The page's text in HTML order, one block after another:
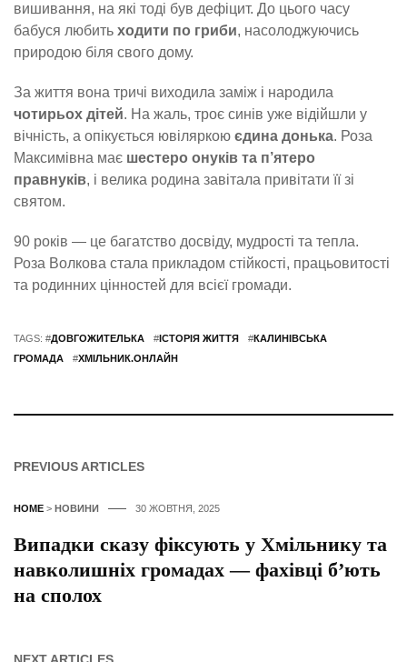
вишивання, на які тоді був дефіцит. До цього часу
бабуся любить ходити по гриби, насолоджуючись
природою біля свого дому.
За життя вона тричі виходила заміж і народила
чотирьох дітей. На жаль, троє синів уже відійшли у
вічність, а опікується ювіляркою єдина донька. Роза
Максимівна має шестеро онуків та п’ятеро
правнуків, і велика родина завітала привітати її зі
святом.
90 років — це багатство досвіду, мудрості та тепла.
Роза Волкова стала прикладом стійкості, працьовитості
та родинних цінностей для всієї громади.
TAGS: #ДОВГОЖИТЕЛЬКА # ІСТОРІЯ ЖИТТЯ #КАЛИНІВСЬКА
ГРОМАДА
#ХМІЛЬНИК.ОНЛАЙН
PREVIOUS ARTICLES
HOME > НОВИНИ 30 ЖОВТНЯ, 2025
Випадки сказу фіксують у Хмільнику та
навколишніх громадах — фахівці б’ють
на сполох